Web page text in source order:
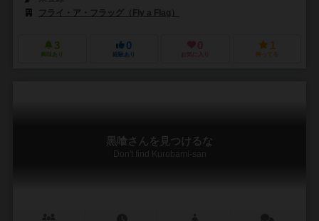
フライ・ア・フラッグ（Fly a Flag）
3
興味あり
0
経験あり
0
お気に入り
1
持ってる
黒喰さんを見つけるな
Don't find Kurobami-san